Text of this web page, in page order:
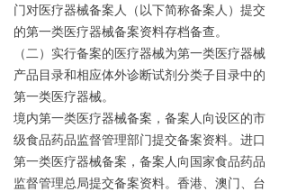
门对医疗器械备案人（以下简称备案人）提交
的第一类医疗器械备案资料存档备查。
（二）实行备案的医疗器械为第一类医疗器械
产品目录和相应体外诊断试剂分类子目录中的
第一类医疗器械。
境内第一类医疗器械备案，备案人向设区的市
级食品药品监督管理部门提交备案资料。进口
第一类医疗器械备案，备案人向国家食品药品
监督管理总局提交备案资料。香港、澳门、台